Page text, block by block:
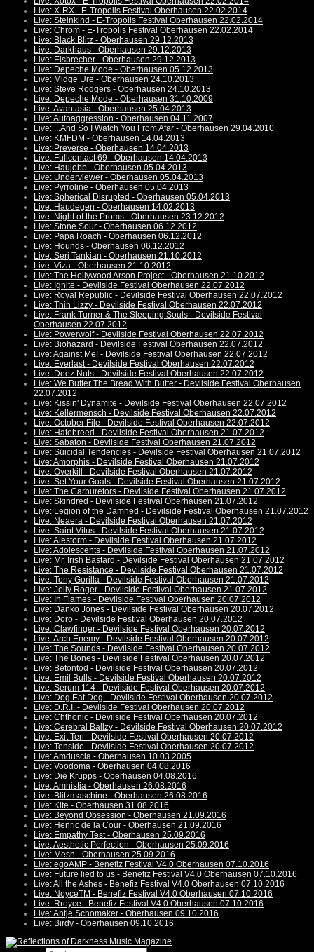
Live: X-RX - E-Tropolis Festival Oberhausen 22.02.2014
Live: Steinkind - E-Tropolis Festival Oberhausen 22.02.2014
Live: Chrom - E-Tropolis Festival Oberhausen 22.02.2014
Live: Black Blitz - Oberhausen 29.12.2013
Live: Darkhaus - Oberhausen 29.12.2013
Live: Eisbrecher - Oberhausen 29.12.2013
Live: Depeche Mode - Oberhausen 05.12.2013
Live: Midge Ure - Oberhausen 24.10.2013
Live: Steve Rodgers - Oberhausen 24.10.2013
Live: Depeche Mode - Oberhausen 31.10.2009
Live: Avantasia - Oberhausen 25.04.2013
Live: Autoaggression - Oberhausen 04.11.2007
Live: ...And So I Watch You From Afar - Oberhausen 29.04.2010
Live: KMFDM - Oberhausen 14.04.2013
Live: Preverse - Oberhausen 14.04.2013
Live: Fullcontact 69 - Oberhausen 14.04.2013
Live: Haujobb - Oberhausen 05.04.2013
Live: Underviewer - Oberhausen 05.04.2013
Live: Pyrroline - Oberhausen 05.04.2013
Live: Spherical Disrupted - Oberhausen 05.04.2013
Live: Haudegen - Oberhausen 14.02.2013
Live: Night of the Proms - Oberhausen 23.12.2012
Live: Stone Sour - Oberhausen 06.12.2012
Live: Papa Roach - Oberhausen 06.12.2012
Live: Hounds - Oberhausen 06.12.2012
Live: Serj Tankian - Oberhausen 21.10.2012
Live: Viza - Oberhausen 21.10.2012
Live: The Hollywood Arson Project - Oberhausen 21.10.2012
Live: Ignite - Devilside Festival Oberhausen 22.07.2012
Live: Royal Republic - Devilside Festival Oberhausen 22.07.2012
Live: Thin Lizzy - Devilside Festival Oberhausen 22.07.2012
Live: Frank Turner & The Sleeping Souls - Devilside Festival
Oberhausen 22.07.2012
Live: Powerwolf - Devilside Festival Oberhausen 22.07.2012
Live: Biohazard - Devilside Festival Oberhausen 22.07.2012
Live: Against Me! - Devilside Festival Oberhausen 22.07.2012
Live: Everlast - Devilside Festival Oberhausen 22.07.2012
Live: Deez Nuts - Devilside Festival Oberhausen 22.07.2012
Live: We Butter The Bread With Butter - Devilside Festival Oberhausen
22.07.2012
Live: Kissin' Dynamite - Devilside Festival Oberhausen 22.07.2012
Live: Kellermensch - Devilside Festival Oberhausen 22.07.2012
Live: October File - Devilside Festival Oberhausen 22.07.2012
Live: Hatebreed - Devilside Festival Oberhausen 21.07.2012
Live: Sabaton - Devilside Festival Oberhausen 21.07.2012
Live: Suicidal Tendencies - Devilside Festival Oberhausen 21.07.2012
Live: Amorphis - Devilside Festival Oberhausen 21.07.2012
Live: Overkill - Devilside Festival Oberhausen 21.07.2012
Live: Set Your Goals - Devilside Festival Oberhausen 21.07.2012
Live: The Carburetors - Devilside Festival Oberhausen 21.07.2012
Live: Skindred - Devilside Festival Oberhausen 21.07.2012
Live: Legion of the Damned - Devilside Festival Oberhausen 21.07.2012
Live: Neaera - Devilside Festival Oberhausen 21.07.2012
Live: Saint Vitus - Devilside Festival Oberhausen 21.07.2012
Live: Alestorm - Devilside Festival Oberhausen 21.07.2012
Live: Adolescents - Devilside Festival Oberhausen 21.07.2012
Live: Mr. Irish Bastard - Devilside Festival Oberhausen 21.07.2012
Live: The Resistance - Devilside Festival Oberhausen 21.07.2012
Live: Tony Gorilla - Devilside Festival Oberhausen 21.07.2012
Live: Jolly Roger - Devilside Festival Oberhausen 21.07.2012
Live: In Flames - Devilside Festival Oberhausen 20.07.2012
Live: Danko Jones - Devilside Festival Oberhausen 20.07.2012
Live: Doro - Devilside Festival Oberhausen 20.07.2012
Live: Clawfinger - Devilside Festival Oberhausen 20.07.2012
Live: Arch Enemy - Devilside Festival Oberhausen 20.07.2012
Live: The Sounds - Devilside Festival Oberhausen 20.07.2012
Live: The Bones - Devilside Festival Oberhausen 20.07.2012
Live: Betontod - Devilside Festival Oberhausen 20.07.2012
Live: Emil Bulls - Devilside Festival Oberhausen 20.07.2012
Live: Serum 114 - Devilside Festival Oberhausen 20.07.2012
Live: Dog Eat Dog - Devilside Festival Oberhausen 20.07.2012
Live: D.R.I. - Devilside Festival Oberhausen 20.07.2012
Live: Chthonic - Devilside Festival Oberhausen 20.07.2012
Live: Cerebral Ballzy - Devilside Festival Oberhausen 20.07.2012
Live: Exit Ten - Devilside Festival Oberhausen 20.07.2012
Live: Tenside - Devilside Festival Oberhausen 20.07.2012
Live: Amduscia - Oberhausen 10.03.2005
Live: Voodoma - Oberhausen 04.08.2016
Live: Die Krupps - Oberhausen 04.08.2016
Live: Amnistia - Oberhausen 26.08.2016
Live: Blitzmaschine - Oberhausen 26.08.2016
Live: Kite - Oberhausen 31.08.2016
Live: Beyond Obsession - Oberhausen 21.09.2016
Live: Henric de la Cour - Oberhausen 21.09.2016
Live: Empathy Test - Oberhausen 25.09.2016
Live: Aesthetic Perfection - Oberhausen 25.09.2016
Live: Mesh - Oberhausen 25.09.2016
Live: egoAMP - Benefiz Festival V4.0 Oberhausen 07.10.2016
Live: Future lied to us - Benefiz Festival V4.0 Oberhausen 07.10.2016
Live: All the Ashes - Benefiz Festival V4.0 Oberhausen 07.10.2016
Live: NoyceTM - Benefiz Festival V4.0 Oberhausen 07.10.2016
Live: Rroyce - Benefiz Festival V4.0 Oberhausen 07.10.2016
Live: Antje Schomaker - Oberhausen 09.10.2016
Live: Birdy - Oberhausen 09.10.2016